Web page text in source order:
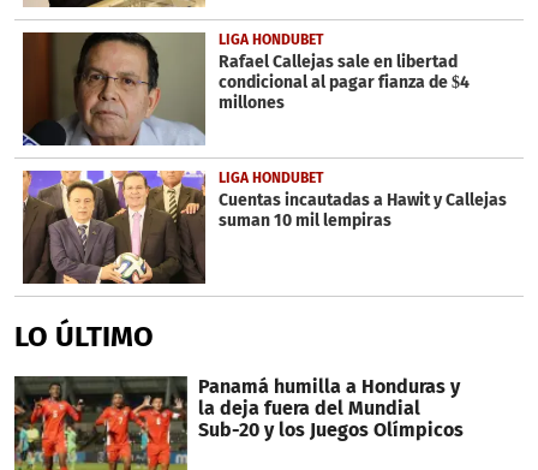
LIGA HONDUBET
Rafael Callejas sale en libertad
condicional al pagar fianza de $4
millones
LIGA HONDUBET
Cuentas incautadas a Hawit y Callejas
suman 10 mil lempiras
LO ÚLTIMO
Panamá humilla a Honduras y
la deja fuera del Mundial
Sub-20 y los Juegos Olímpicos